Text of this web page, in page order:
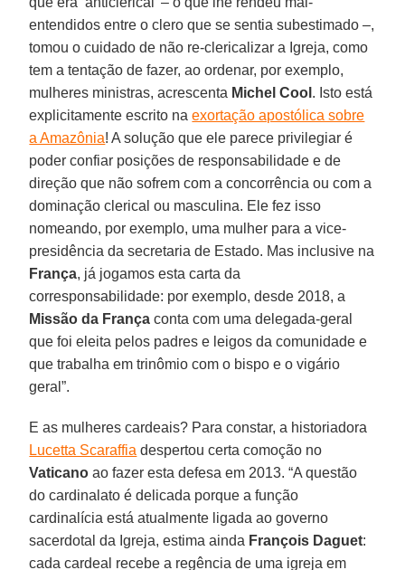
entendidos entre o clero que se sentia subestimado –,
tomou o cuidado de não re-clericalizar a Igreja, como
tem a tentação de fazer, ao ordenar, por exemplo,
mulheres ministras, acrescenta Michel Cool . Isto está
explicitamente escrito naexortação apostólica sobre
a Amazônia! A solução que ele parece privilegiar é
poder confiar posições de responsabilidade e de
direção que não sofrem com a concorrência ou com a
dominação clerical ou masculina. Ele fez isso
nomeando, por exemplo, uma mulher para a vice-
presidência da secretaria de Estado. Mas inclusive na
França, já jogamos esta carta da
corresponsabilidade: por exemplo, desde 2018, a
Missão da França conta com uma delegada-geral
que foi eleita pelos padres e leigos da comunidade e
que trabalha em trinômio com o bispo e o vigário
geral”.
E as mulheres cardeais? Para constar, a historiadora
Lucetta Scaraffia despertou certa comoção no
Vaticano ao fazer esta defesa em 2013. “A questão
do cardinalato é delicada porque a função
cardinalícia está atualmente ligada ao governo
sacerdotal da Igreja, estima ainda François Daguet:
cada cardeal recebe a regência de uma igreja em